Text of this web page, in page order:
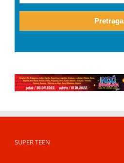
Pretraga
SUPER TEEN